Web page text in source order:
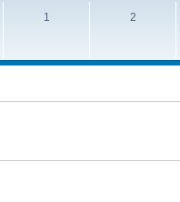
1 2